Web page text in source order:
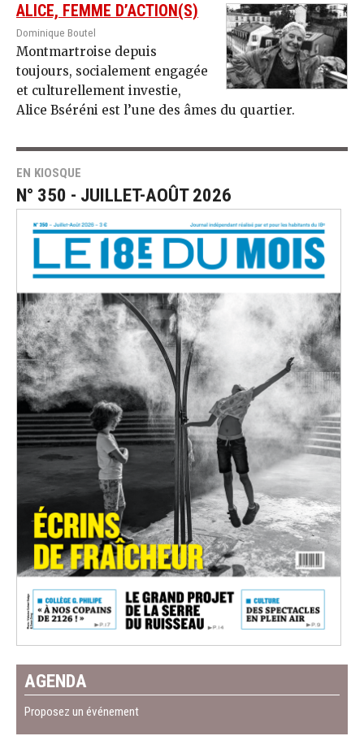
ALICE, FEMME D’ACTION(S)
Dominique Boutel
Montmartroise depuis
toujours, socialement engagée
et culturellement investie,
Alice Bséréni est l’une des âmes du quartier.
EN KIOSQUE
N° 350 - JUILLET-AOÛT 2026
AGENDA
Proposez un événement